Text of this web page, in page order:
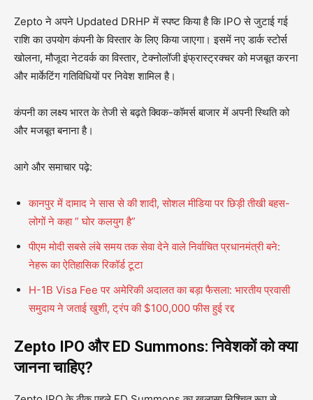
Zepto ने अपने Updated DRHP में स्पष्ट किया है कि IPO से जुटाई गई
राशि का उपयोग कंपनी के विस्तार के लिए किया जाएगा। इसमें नए डार्क स्टोर्स
खोलना, मौजूदा नेटवर्क का विस्तार, टेक्नोलॉजी इंफ्रास्ट्रक्चर को मजबूत करना
और मार्केटिंग गतिविधियों पर निवेश शामिल है।
कंपनी का लक्ष्य भारत के तेजी से बढ़ते क्विक-कॉमर्स बाजार में अपनी स्थिति को
और मजबूत बनाना है।
आगे और समाचार पढ़े:
कानपुर में दामाद ने सास से की शादी, सोशल मीडिया पर छिड़ी तीखी बहस-
लोगों ने कहा ” घोर कलयुग है”
पीएम मोदी सबसे लंबे समय तक सेवा देने वाले निर्वाचित प्रधानमंत्री बने:
नेहरू का ऐतिहासिक रिकॉर्ड टूटा
H-1B Visa Fee पर अमेरिकी अदालत का बड़ा फैसला: भारतीय प्रवासी
समुदाय ने जताई खुशी, ट्रंप की $100,000 फीस हुई रद्द
Zepto IPO और ED Summons: निवेशकों को क्या
जानना चाहिए?